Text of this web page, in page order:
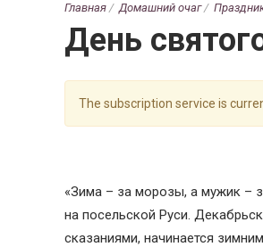
Главная Домашний очаг
День
The subscription service is
«Зима – за морозы, а мужик –
на посельской Руси.
сказаниями, начинается